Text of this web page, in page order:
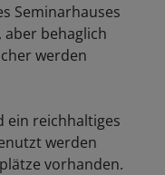
Seminarhauses
behaglich
werden
ein reichhaltiges
werden
vorhanden.